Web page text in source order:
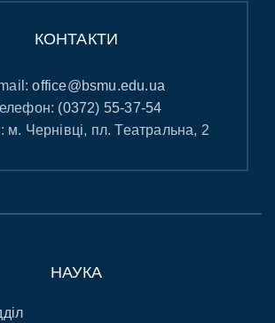
КОНТАКТИ
office@bsmu.edu.ua
(0372) 55-37-54
м. Чернівці, пл. Театральна, 2
НАУКА